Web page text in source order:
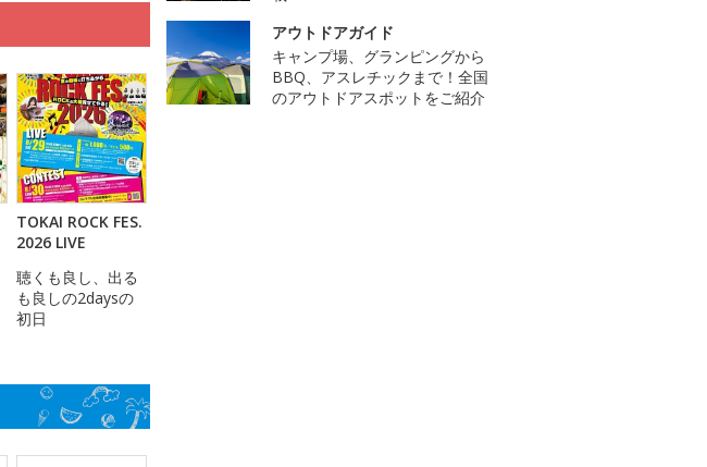
TOKAI ROCK FES.
2026 LIVE
聴くも良し、出る
も良しの2daysの
初日
アウトドアガイド
キャンプ場、グランピングから
BBQ、アスレチックまで！全国
のアウトドアスポットをご紹介